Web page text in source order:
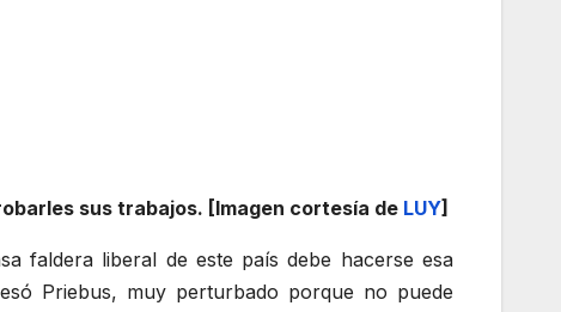
sus trabajos. [Imagen cortesía de LUY]
faldera liberal de este país debe hacerse esa
Priebus, muy perturbado porque no puede